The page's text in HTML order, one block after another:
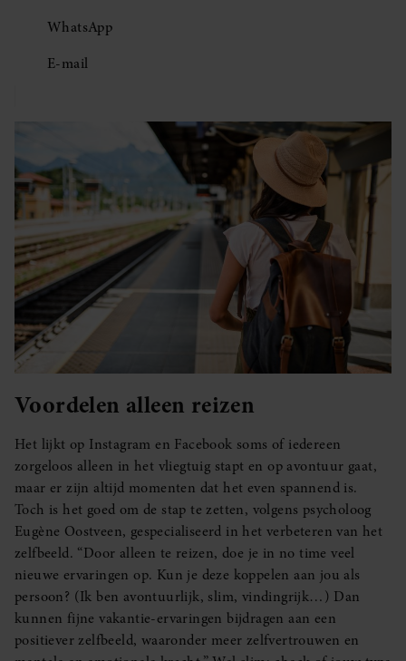
WhatsApp
E-mail
Voordelen alleen reizen
Het lijkt op Instagram en Facebook soms of iedereen
zorgeloos alleen in het vliegtuig stapt en op avontuur gaat,
maar er zijn altijd momenten dat het even spannend is.
Toch is het goed om de stap te zetten, volgens psycholoog
Eugène Oostveen, gespecialiseerd in het verbeteren van het
zelfbeeld. “Door alleen te reizen, doe je in no time veel
nieuwe ervaringen op. Kun je deze koppelen aan jou als
persoon? (Ik ben avontuurlijk, slim, vindingrijk…) Dan
kunnen fijne vakantie-ervaringen bijdragen aan een
positiever zelfbeeld, waaronder meer zelfvertrouwen en